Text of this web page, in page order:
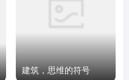
建筑，思维的符号